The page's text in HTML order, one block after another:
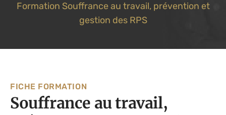
Formation Souffrance au travail, prévention et
gestion des RPS
FICHE FORMATION
Souffrance au travail,